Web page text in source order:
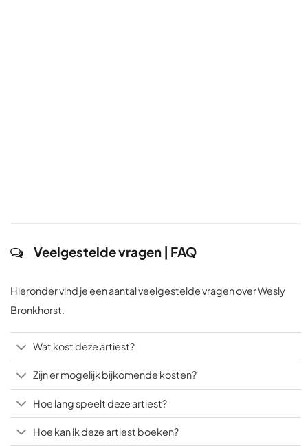
Veelgestelde vragen | FAQ
Hieronder vind je een aantal veelgestelde vragen over Wesly
Bronkhorst.
Wat kost deze artiest?
Zijn er mogelijk bijkomende kosten?
Hoe lang speelt deze artiest?
Hoe kan ik deze artiest boeken?